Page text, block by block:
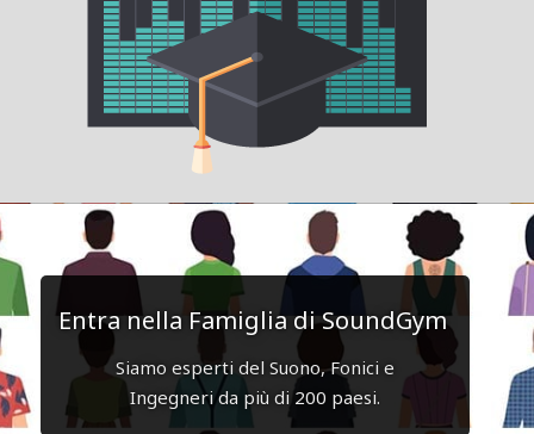
Entra nella Famiglia di SoundGym
Siamo esperti del Suono, Fonici e
Ingegneri da più di 200 paesi.